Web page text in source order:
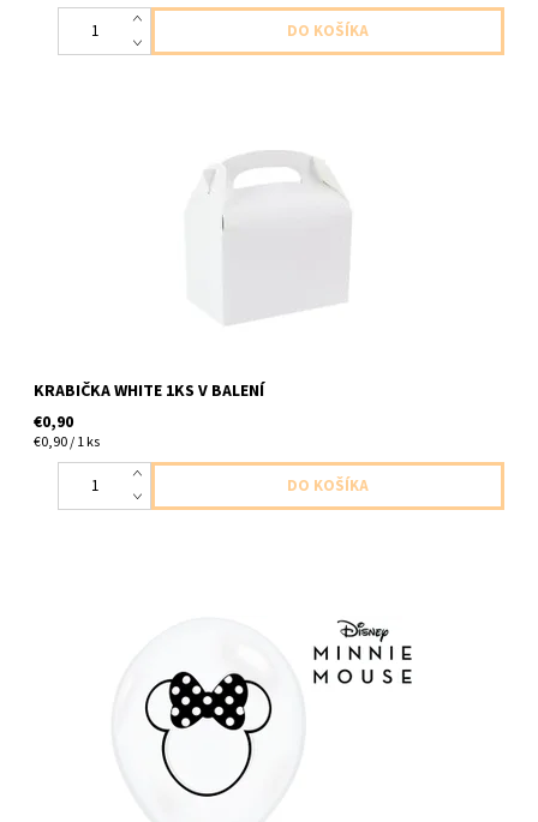
papierova krabicka biela na kolace bo drobnosti 1ks v baleni
KRABIČKA WHITE 1KS V BALENÍ
€0,90
€0,90 / 1 ks
Latexové balóny cire s obrysom Minnie veľkosť cca 30cm 5ks v
balení dodavame nenafukane